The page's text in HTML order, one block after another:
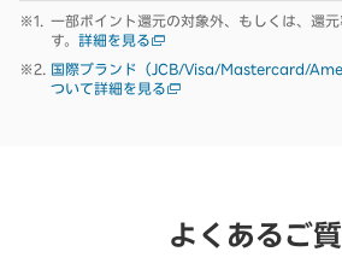
一部ポイント還元の対象外、もしくは、還
す。 詳細を見る
国際ブランド（JCB/Visa/Mastercard/
ついて詳細を見る
よくあるご